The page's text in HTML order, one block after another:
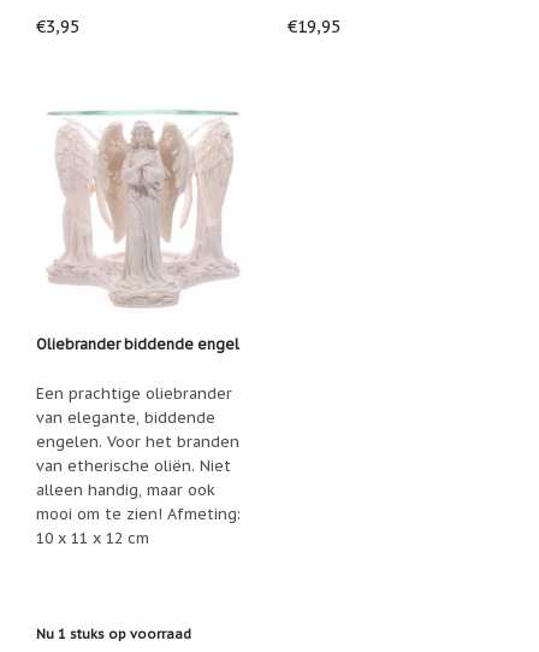
tekortschieten
De
regenboog
Nieuws
fotootje
van
uw
cadeauverpakking
en
Nieuw:
betalen
in
termijnen!
Verhuizingsuitverkoop
Hulp
van
€3,95 €19,95
Oliebrander biddende engel
Een prachtige oliebrander
van elegante, biddende
engelen. Voor het branden
van etherische oliën. Niet
alleen handig, maar ook
mooi om te zien! Afmeting:
10 x 11 x 12 cm
Nu 1 stuks op voorraad